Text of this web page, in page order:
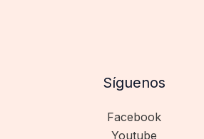
Síguenos
Facebook
Youtube